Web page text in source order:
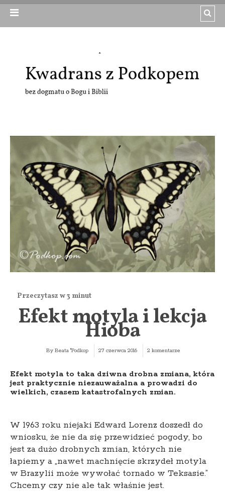
Efekt motyla i lekcja
Hioba
By Beata "Podkop 27 czerwca 2016 2 komentarze
Efekt motyla to taka dziwna drobna zmiana, która
jest praktycznie niezauważalna a prowadzi do
wielkich, czasem katastrofalnych zmian.
W 1963 roku niejaki Edward Lorenz doszedł do
wniosku, że nie da się przewidzieć pogody, bo
jest za dużo drobnych zmian, których nie
łapiemy a „nawet machnięcie skrzydeł motyla
w Brazylii może wywołać tornado w Teksasie.”
Chcemy czy nie ale tak właśnie jest.